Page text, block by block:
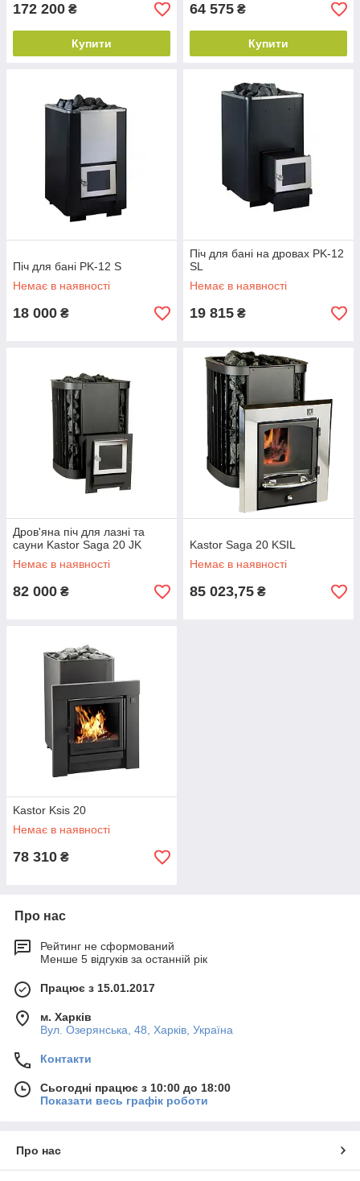
172 200 ₴
Купити
64 575 ₴
Купити
Піч для бані PK-12 S
Немає в наявності
18 000 ₴
Піч для бані на дровах PK-12
SL
Немає в наявності
19 815 ₴
Дров'яна піч для лазні та
сауни Kastor Saga 20 JK
Немає в наявності
82 000 ₴
Kastor Saga 20 KSIL
Немає в наявності
85 023,75 ₴
Kastor Ksis 20
Немає в наявності
78 310 ₴
Про нас
Рейтинг не сформований
Менше 5 відгуків за останній рік
Працює з 15.01.2017
м. Харків
Вул. Озерянська, 48, Харків, Україна
Контакти
Сьогодні працює з 10:00 до 18:00
Показати весь графік роботи
Про нас